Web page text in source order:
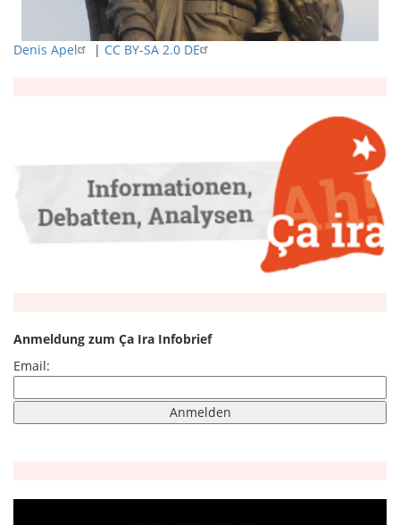
Denis Apel | CC BY-SA 2.0 DE
Anmeldung zum Ça Ira Infobrief
Email: